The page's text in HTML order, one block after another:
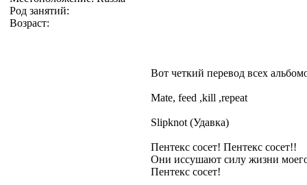
Род занятий:
Возраст:
Вот четкий перевод всех
Mate, feed ,kill ,repeat
Slipknot (Удавка)
Пентекс сосет! Пентекс сосет!!
Они иссушают силу жизни
Пентекс сосет!